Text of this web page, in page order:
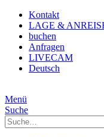
Kontakt
LAGE &
buchen
Anfragen
LIVECAM
Deutsch
Menü
Suche
Suche